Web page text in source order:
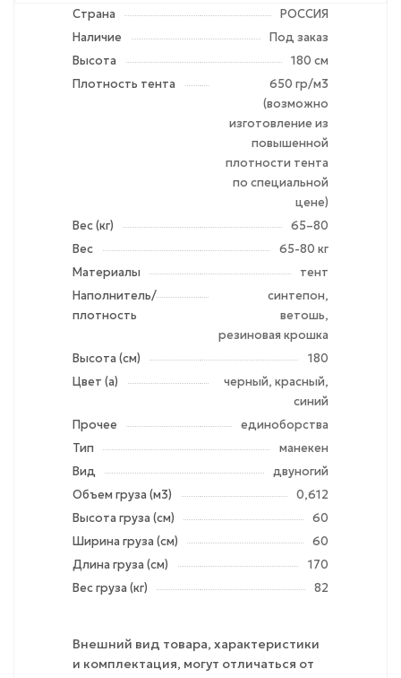
Страна
РОССИЯ
Наличие
Под заказ
Высота
180 см
Плотность тента
650 гр/м3
(возможно
изготовление из
повышенной
плотности тента
по специальной
цене)
Вес (кг)
65–80
Вес
65-80 кг
Материалы
тент
Наполнитель/
плотность
синтепон,
ветошь,
резиновая крошка
Высота (см)
180
Цвет (а)
черный, красный,
синий
Прочее
единоборства
Тип
манекен
Вид
двуногий
Объем груза (м3)
0,612
Высота груза (см)
60
Ширина груза (см)
60
Длина груза (см)
170
Вес груза (кг)
82
Внешний вид товара, характеристики
и комплектация, могут отличаться от